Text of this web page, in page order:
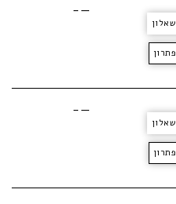
—-
—-